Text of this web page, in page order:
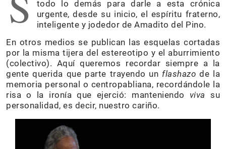
todo lo demás para darle a esta crónica
urgente, desde su inicio, el espíritu fraterno,
inteligente y jodedor de Amadito del Pino.
En otros medios se publican las esquelas cortadas
por la misma tijera del estereotipo y el aburrimiento
(colectivo). Aquí queremos recordar siempre a la
gente querida que parte trayendo un flashazo de la
memoria personal o centropabliana, recordándole la
risa o la ironía que ejerció: manteniendo viva su
personalidad, es decir, nuestro cariño.